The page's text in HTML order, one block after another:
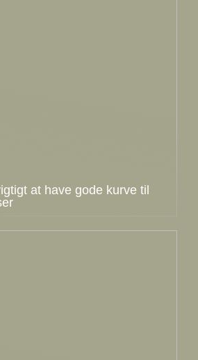
at have gode kurve til